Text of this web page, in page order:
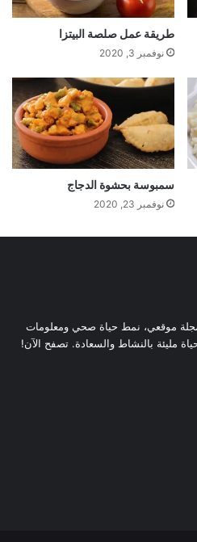
طريقة عمل صلصة البيتزا
نوفمبر 3, 2020
سمبوسة بحشوة الدجاج
نوفمبر 23, 2020
موقعي، نمط حياة صحي ومعلومات
مليئة بالنشاط والسعادة. تصفح الآن!